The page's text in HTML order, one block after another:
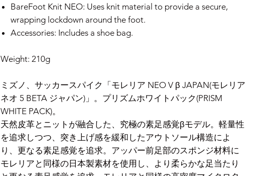
BareFoot Knit NEO: Uses knit material to provide a secure,
wrapping lockdown around the foot.
Accessories: Includes a shoe bag.
Weight: 210g
ミズノ、サッカースパイク「モレリア NEO V β JAPAN(モレリア
ネオ 5 BETA ジャパン)」。プリズムホワイトパック(PRISM
WHITE PACK)。
天然皮革とニットが融合した、究極の素足感覚βモデル。軽量性
を追求しつつ、突き上げ感を緩和したアウトソール構造によ
り、更なる素足感覚を追求。アッパー前足部のスポンジ材料に
モレリアと同様の日本製素材を使用し、より柔らかな足当たり